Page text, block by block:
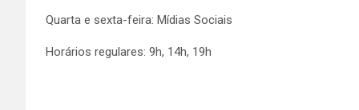
Quarta e sexta-feira: Mídias Sociais
Horários regulares: 9h, 14h, 19h